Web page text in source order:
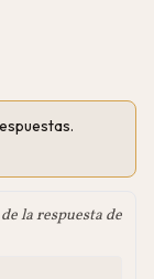
la respuesta de